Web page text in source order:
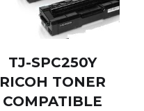
TJ-SPC250Y
RICOH TONER
COMPATIBLE